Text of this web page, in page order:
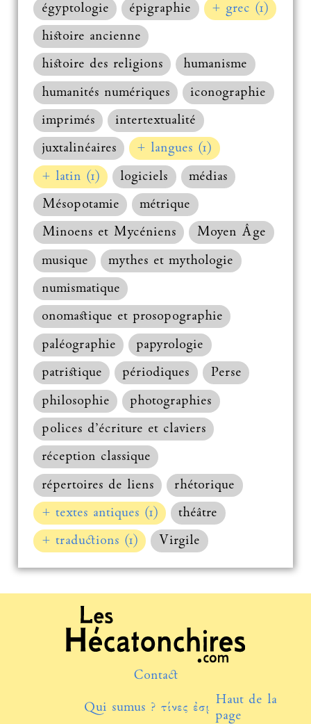
Haut de la
page
égyptologie
épigraphie
+ grec (1)
histoire ancienne
histoire des religions
humanisme
humanités numériques
iconographie
imprimés
intertextualité
juxtalinéaires
+ langues (1)
+ latin (1)
logiciels
médias
Mésopotamie
métrique
Minoens et Mycéniens
Moyen Âge
musique
mythes et mythologie
numismatique
onomastique et prosopographie
paléographie
papyrologie
patristique
périodiques
Perse
philosophie
photographies
polices d’écriture et claviers
réception classique
répertoires de liens
rhétorique
+ textes antiques (1)
théâtre
+ traductions (1)
Virgile
Contact
Qui sumus ? τίνες ἐσμέν;